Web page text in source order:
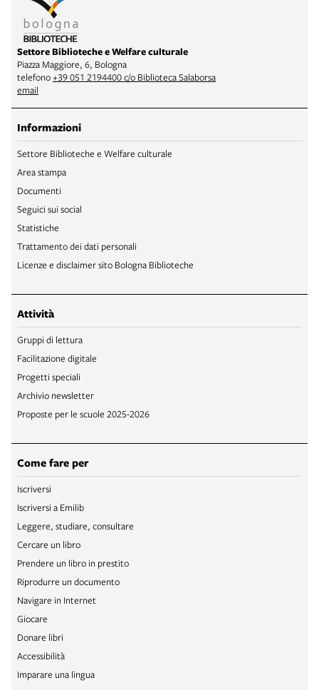
Settore Biblioteche e Welfare culturale
Piazza Maggiore, 6, Bologna
telefono+39 051 2194400 c/o Biblioteca Salaborsa
email
Informazioni
Settore Biblioteche e Welfare culturale
Area stampa
Documenti
Seguici sui social
Statistiche
Trattamento dei dati personali
Licenze e disclaimer sito Bologna Biblioteche
Attività
Gruppi di lettura
Facilitazione digitale
Progetti speciali
Archivio newsletter
Proposte per le scuole 2025-2026
Come fare per
Iscriversi
Iscriversi a Emilib
Leggere, studiare, consultare
Cercare un libro
Prendere un libro in prestito
Riprodurre un documento
Navigare in Internet
Giocare
Donare libri
Accessibilità
Imparare una lingua